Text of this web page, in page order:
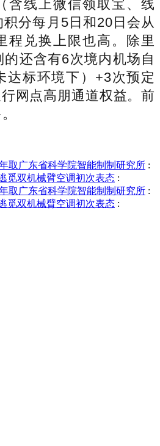
含线上微信领取宝、线
分每月5日和20日会从
程兑换上限也高。除里
还含有6次境内机场自
达标环境下）+3次预定
网点高朋通道权益。前
取广东省科学院智能制制研究所 :
觅双机械臂空调初次表态 :
取广东省科学院智能制制研究所 :
觅双机械臂空调初次表态 :